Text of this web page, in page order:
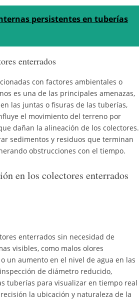
persistentes en tuberías
enterrados
con factores ambientales o
es una de las principales amenazas,
las juntas o fisuras de las tuberías,
el movimiento del terreno por
dañan la alineación de los colectores.
sedimentos y residuos que terminan
obstrucciones con el tiempo.
en los colectores enterrados
enterrados sin necesidad de
visibles, como malos olores
un aumento en el nivel de agua en las
de diámetro reducido,
tuberías para visualizar en tiempo real
la ubicación y naturaleza de la